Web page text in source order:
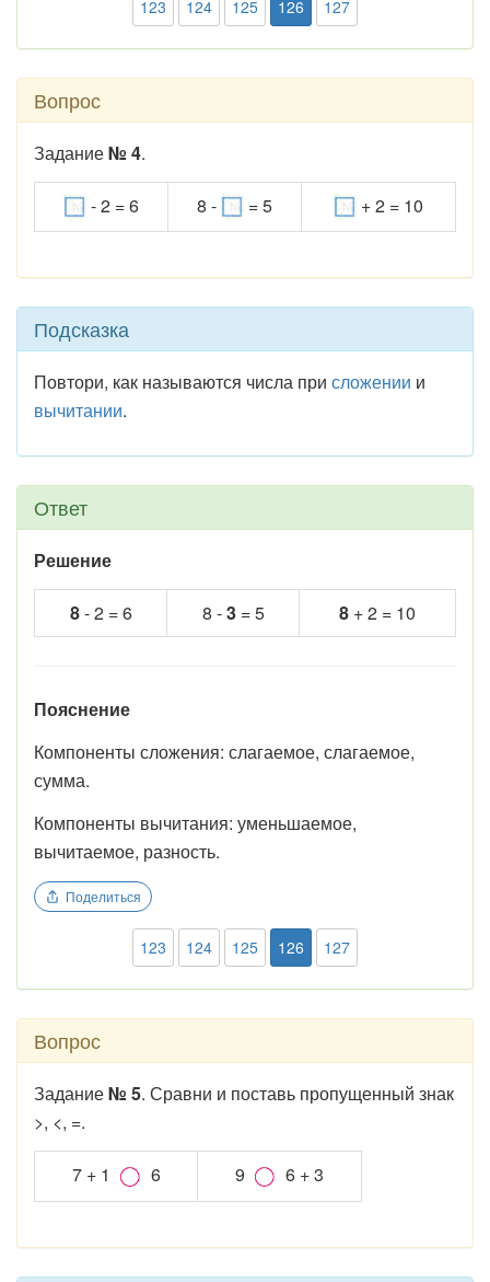
123 124 125 126 127
Вопрос
Задание№ 4.
- 2 = 6 8 - = 5 + 2 = 10
Подсказка
Повтори, как называются числа при сложении и
вычитании.
Ответ
Решение
8- 2 = 6 8 -3= 5 8 + 2 = 10
Пояснение
Компоненты сложения: слагаемое, слагаемое,
сумма.
Компоненты вычитания: уменьшаемое,
вычитаемое, разность.
Поделиться
123 124 125 126 127
Вопрос
Задание№ 5. Сравни и поставь пропущенный знак
>, <, =.
7 + 1 6 9 6 + 3